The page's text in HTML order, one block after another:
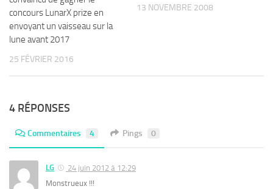
concours LunarX prize en
envoyant un vaisseau sur la
lune avant 2017
25 FÉVRIER 2016
13 NOVEMBRE 2008
4 RÉPONSES
Commentaires 4 Pings 0
LG
24 juin 2012 à 12:29
Monstrueux !!!